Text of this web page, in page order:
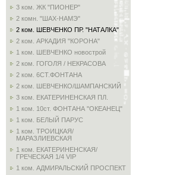
3 ком. ЖК "ПИОНЕР"
2 комн. "ШАХ-НАМЭ"
2 ком. ШЕВЧЕНКО ПР. "НАТАЛКА"
2 ком. АРКАДИЯ "КОРОНА"
1 ком. ШЕВЧЕНКО новострой
2 ком. ГОГОЛЯ / НЕКРАСОВА
2 ком. 6СТ.ФОНТАНА
2 ком. ШЕВЧЕНКО/ШАМПАНСКИЙ
3 ком. ЕКАТЕРИНЕНСКАЯ ПЛ.
1 ком. 10ст. ФОНТАНА "ОКЕАНЕЦ"
1 ком. БЕЛЫЙ ПАРУС
1 ком. ТРОИЦКАЯ/
МАРАЗЛИЕВСКАЯ
1 ком. ЕКАТЕРИНЕНСКАЯ/
ГРЕЧЕСКАЯ 1/4 VIP
1 ком. АДМИРАЛЬСКИЙ ПРОСПЕКТ